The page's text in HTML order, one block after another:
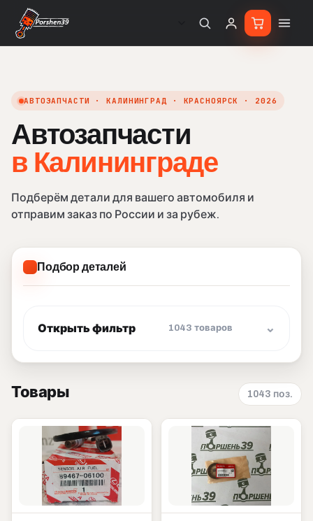
АВТОЗАПЧАСТИ · КАЛИНИНГРАД · КРАСНОЯРСК · 2026
Автозапчасти
в Калининграде
Подберём детали для вашего автомобиля и
отправим заказ по России и за рубеж.
Подбор деталей
Открыть фильтр 1043 товаров
Товары 1043 поз.